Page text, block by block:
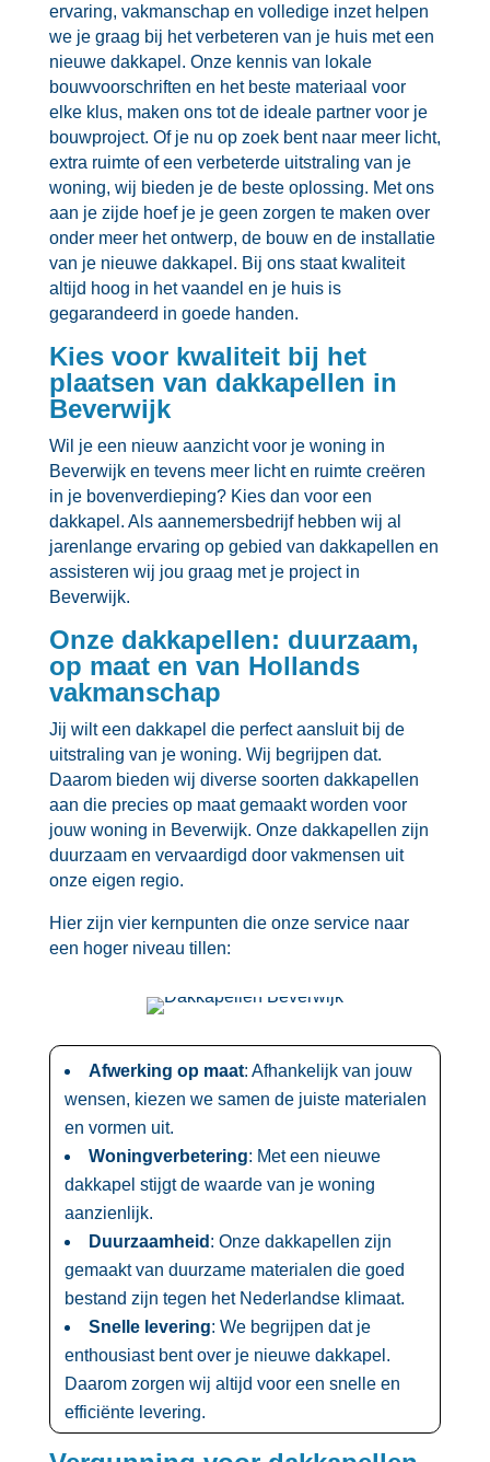
ervaring, vakmanschap en volledige inzet helpen
we je graag bij het verbeteren van je huis met een
nieuwe dakkapel.​ Onze kennis van lokale
bouwvoorschriften en het beste materiaal voor
elke klus, maken ons tot de ideale partner voor je
bouwproject.​ Of je nu op zoek bent naar meer licht,
extra ruimte of een verbeterde uitstraling van je
woning, wij bieden je de beste oplossing.​ Met ons
aan je zijde hoef je je geen zorgen te maken over
onder meer het ontwerp, de bouw en de installatie
van je nieuwe dakkapel.​ Bij ons staat kwaliteit
altijd hoog in het vaandel en je huis is
gegarandeerd in goede handen.​
Kies voor kwaliteit bij het
plaatsen van dakkapellen in
Beverwijk
Wil je een nieuw aanzicht voor je woning in
Beverwijk en tevens meer licht en ruimte creëren
in je bovenverdieping? Kies dan voor een
dakkapel.​ Als aannemersbedrijf hebben wij al
jarenlange ervaring op gebied van dakkapellen en
assisteren wij jou graag met je project in
Beverwijk.​
Onze dakkapellen: duurzaam,
op maat en van Hollands
vakmanschap
Jij wilt een dakkapel die perfect aansluit bij de
uitstraling van je woning.​ Wij begrijpen dat.​
Daarom bieden wij diverse soorten dakkapellen
aan die precies op maat gemaakt worden voor
jouw woning in Beverwijk.​ Onze dakkapellen zijn
duurzaam en vervaardigd door vakmensen uit
onze eigen regio.​
Hier zijn vier kernpunten die onze service naar
een hoger niveau tillen:
Afwerking op maat: Afhankelijk van jouw
wensen, kiezen we samen de juiste materialen
en vormen uit.​
Woningverbetering: Met een nieuwe
dakkapel stijgt de waarde van je woning
aanzienlijk.​
Duurzaamheid : Onze dakkapellen zijn
gemaakt van duurzame materialen die goed
bestand zijn tegen het Nederlandse klimaat.​
Snelle levering: We begrijpen dat je
enthousiast bent over je nieuwe dakkapel.​
Daarom zorgen wij altijd voor een snelle en
efficiënte levering.​